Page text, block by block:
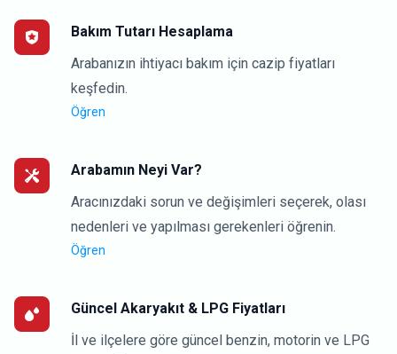
Bakım Tutarı Hesaplama
Arabanızın ihtiyacı bakım için cazip fiyatları
keşfedin.
Öğren
Arabamın Neyi Var?
Aracınızdaki sorun ve değişimleri seçerek, olası
nedenleri ve yapılması gerekenleri öğrenin.
Öğren
Güncel Akaryakıt & LPG Fiyatları
İl ve ilçelere göre güncel benzin, motorin ve LPG